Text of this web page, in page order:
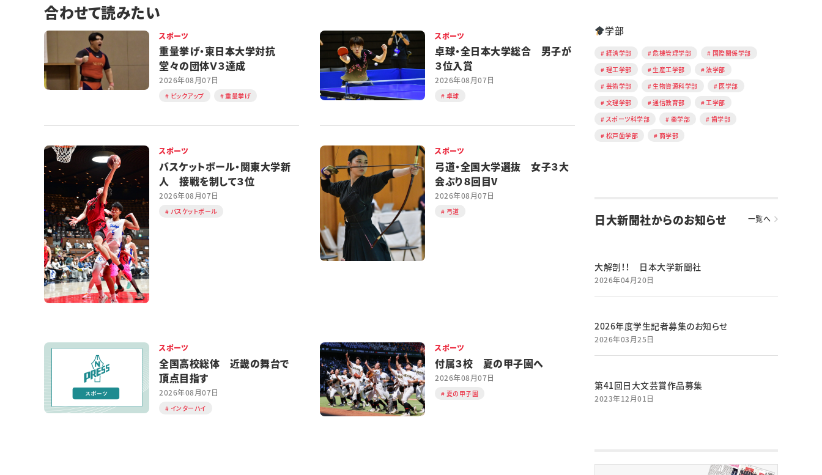
合わせて読みたい
スポーツ
重量挙げ・東日本大学対抗
堂々の団体Ｖ３達成
2026年08月07日
ピックアップ 重量挙げ
スポーツ
卓球・全日本大学総合 男子が
３位入賞
2026年08月07日
卓球
スポーツ
バスケットボール・関東大学新
人 接戦を制して３位
2026年08月07日
バスケットボール
スポーツ
弓道・全国大学選抜 女子３大
会ぶり８回目V
2026年08月07日
弓道
スポーツ
全国高校総体 近畿の舞台で
頂点目指す
2026年08月07日
インターハイ
スポーツ
付属３校 夏の甲子園へ
2026年08月07日
夏の甲子園
学部
経済学部 危機管理学部
国際関係学部
理工学部
生産工学部
法学部
芸術学部
生物資源科学部
医学部
文理学部
通信教育部
工学部
スポーツ科学部
薬学部
歯学部
松戸歯学部
商学部
日大新聞社からのお知らせ 一覧へ
大解剖！！ 日本大学新聞社
2026年04月20日
2026年度学生記者募集のお知らせ
2026年03月25日
第41回日大文芸賞作品募集
2023年12月01日